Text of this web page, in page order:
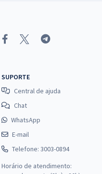
SUPORTE
Central de ajuda
Chat
WhatsApp
E-mail
Telefone: 3003-0894
Horário de atendimento: